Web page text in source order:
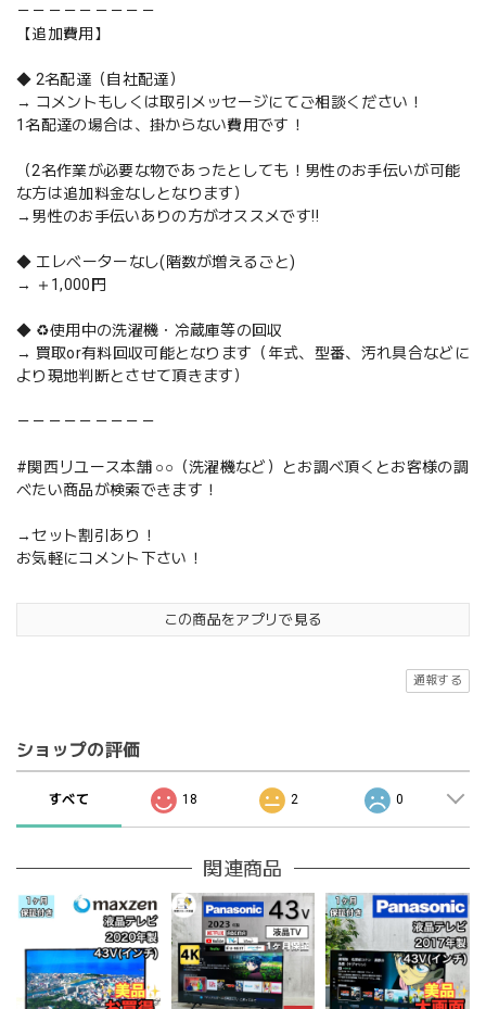
－－－－－－－－－
【追加費用】
◆ 2名配達（自社配達）
→ コメントもしくは取引メッセージにてご相談ください！
1名配達の場合は、掛からない費用です！
（2名作業が必要な物であったとしても！男性のお手伝いが可能
な方は追加料金なしとなります）
→男性のお手伝いありの方がオススメです‼️
◆ エレベーターなし(階数が増えるごと)
→ ＋1,000円
◆ ♻️使用中の洗濯機・冷蔵庫等の回収
→ 買取or有料回収可能となります（年式、型番、汚れ具合などに
より現地判断とさせて頂きます）
－－－－－－－－－
#関西リユース本舗 ○○（洗濯機など）とお調べ頂くとお客様の調
べたい商品が検索できます！
→セット割引あり！
お気軽にコメント下さい！
この商品をアプリで見る
通報する
ショップの評価
すべて 18 2 0
関連商品